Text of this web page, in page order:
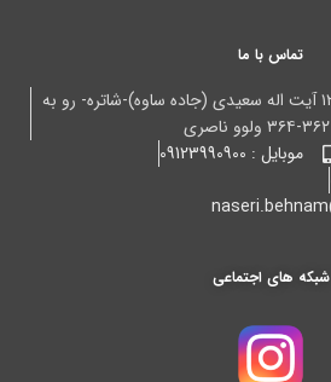
تماس با ما
آدرس : تهران،کیلومتر ۱۲ آیت اله سعیدی (جاده ساوه)-شاتره- رو به
موبایل : 09123990900
شبکه های اجتماعی